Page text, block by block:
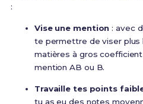
:
Vise une mention : avec
te permettre de viser plus
matières à gros
mention AB ou B.
Travaille tes points
tu as eu des notes